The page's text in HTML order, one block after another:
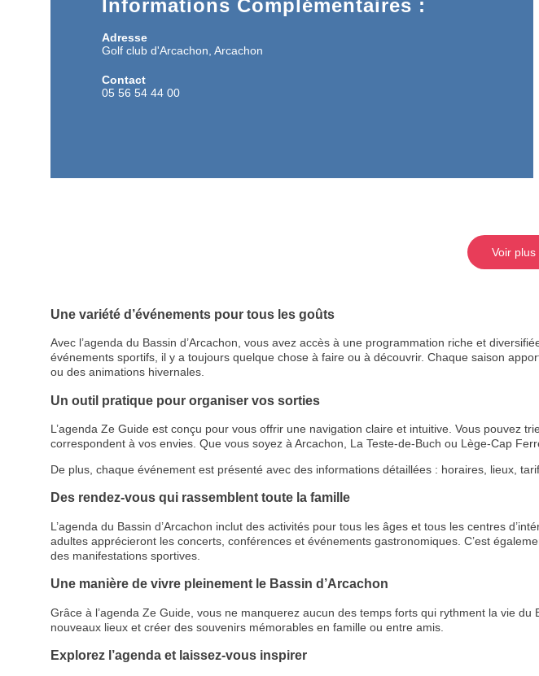
Informations Complémentaires :
Adresse
Golf club d'Arcachon, Arcachon
Contact
05 56 54 44 00
Voir
Une variété d’événements pour tous les goûts
Avec l’agenda du Bassin d’Arcachon, vous avez accès à une programmation riche et
événements sportifs, il y a toujours quelque chose à faire ou à découvrir. Chaque saison
ou des animations hivernales.
Un outil pratique pour organiser vos sorties
L’agenda Ze Guide est conçu pour vous offrir une navigation claire et intuitive. Vous pouvez
correspondent à vos envies. Que vous soyez à Arcachon, La Teste-de-Buch ou Lège-Cap
De plus, chaque événement est présenté avec des informations détaillées : horaires, lieux,
Des rendez-vous qui rassemblent toute la famille
L’agenda du Bassin d’Arcachon inclut des activités pour tous les âges et tous les centres
adultes apprécieront les concerts, conférences et événements gastronomiques. C’est
des manifestations sportives.
Une manière de vivre pleinement le Bassin d’Arcachon
Grâce à l’agenda Ze Guide, vous ne manquerez aucun des temps forts qui rythment la vie
nouveaux lieux et créer des souvenirs mémorables en famille ou entre amis.
Explorez l’agenda et laissez-vous inspirer